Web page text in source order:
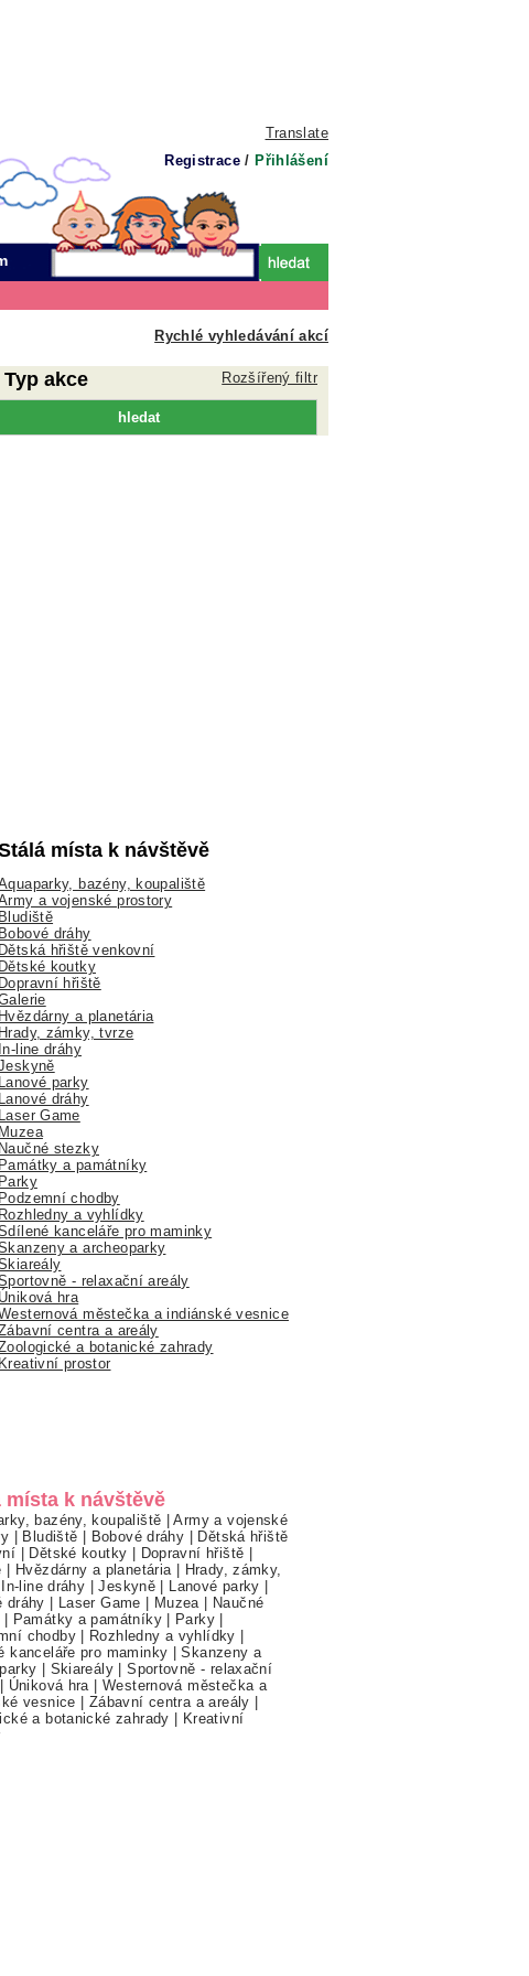
Translate
Registrace / Přihlášení
Rychlé vyhledávání akcí
Typ akce Rozšířený filtr
místa k návštěvě
bazény, koupaliště
a vojenské prostory
Bludiště
Bobové dráhy
Dětská hřiště venkovní
Dětské koutky
Dopravní hřiště
Hvězdárny a planetária
Hrady, zámky, tvrze
In-line dráhy
Lanové parky
Lanové dráhy
Laser Game
Muzea
Naučné stezky
Památky a památníky
Parky
Podzemní chodby
Rozhledny a vyhlídky
kanceláře pro maminky
a archeoparky
- relaxační areály
Úniková hra
městečka a indiánské vesnice
centra a areály
a botanické zahrady
Kreativní prostor
místa k návštěvě
bazény, koupaliště |Army a vojenské
Bludiště Bobové dráhy
Dětská hřiště
Dětské koutky Dopravní hřiště
Hvězdárny a planetária|
Hrady, zámky,
In-line dráhy |Jeskyně Lanové parky
dráhy
Laser Game Muzea|
Naučné
Památky a památníky| Parky
chodby| Rozhledny a vyhlídky
kanceláře pro maminky |Skanzeny a
Skiareály |Sportovně - relaxační
Úniková hra|Westernová městečka a
vesnice
Zábavní centra a areály
a botanické zahrady
Kreativní